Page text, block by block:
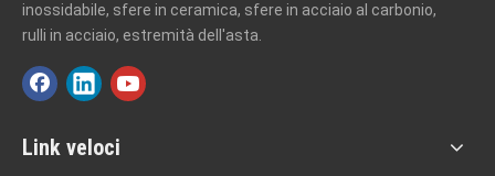
inossidabile, sfere in ceramica, sfere in acciaio al carbonio,
rulli in acciaio, estremità dell'asta.
Link veloci